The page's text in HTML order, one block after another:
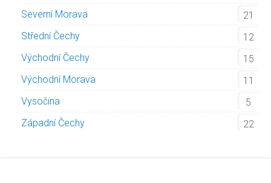
Severní Morava
21
Střední Čechy
12
Východní Čechy
15
Východní Morava
11
Vysočina
5
Západní Čechy
22